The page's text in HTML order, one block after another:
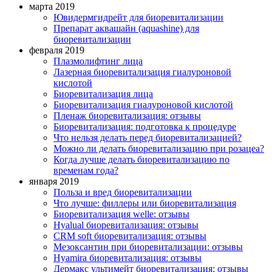
марта 2019
Ювидермгидрейт для биоревитализации
Препарат аквашайн (aquashine) для
биоревитализации
февраля 2019
Плазмолифтинг лица
Лазерная биоревитализация гиалуроновой
кислотой
Биоревитализация лица
Биоревитализация гиалуроновой кислотой
Пленаж биоревитализация: отзывы
Биоревитализация: подготовка к процедуре
Что нельзя делать перед биоревитализацией?
Можно ли делать биоревитализацию при розацеа?
Когда лучше делать биоревитализацию по
временам года?
января 2019
Польза и вред биоревитализации
Что лучше: филлеры или биоревитализация
Биоревитализация welle: отзывы
Нyalual биоревитализация: отзывы
СRM soft биоревитализация: отзывы
Мезоксантин при биоревитализации: отзывы
Hyamira биоревитализация: отзывы
Дермакс ультимейт биоревитализация: отзывы